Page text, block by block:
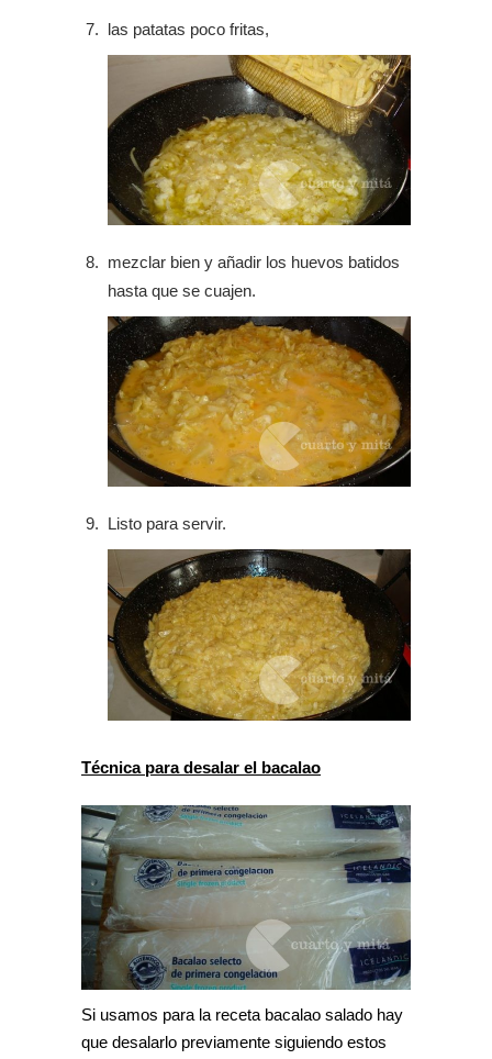
las patatas poco fritas,
mezclar bien y añadir los huevos batidos
hasta que se cuajen.
Listo para servir.
Técnica para desalar el bacalao
Si usamos para la receta bacalao salado hay
que desalarlo previamente siguiendo estos